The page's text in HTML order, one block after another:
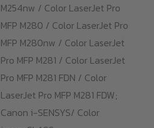
M254nw / Color LaserJet Pro
MFP M280 / Color LaserJet Pro
MFP M280nw / Color LaserJet
Pro MFP M281 / Color LaserJet
Pro MFP M281 FDN / Color
LaserJet Pro MFP M281 FDW;
Canon i-SENSYS/ Color